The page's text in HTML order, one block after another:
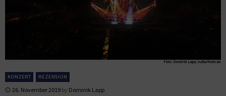
KONZERT REZENSION
26. November 2019 by Dominik Lapp